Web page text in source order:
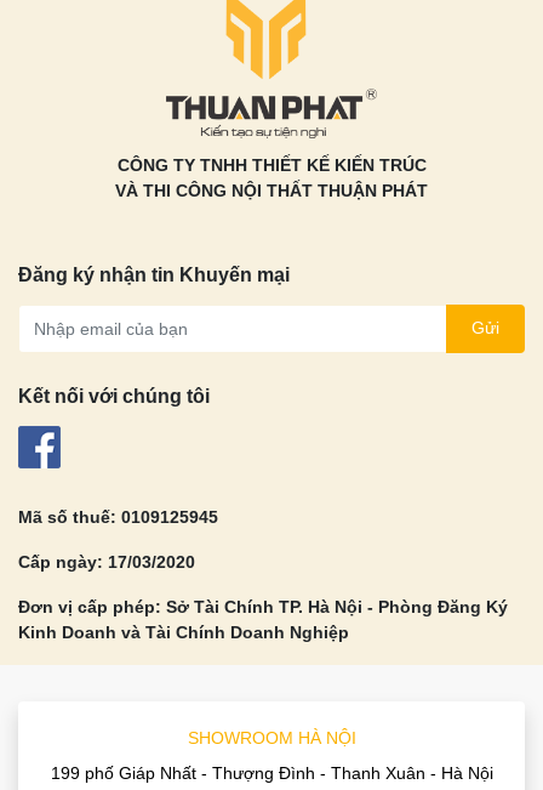
CÔNG TY TNHH THIẾT KẾ KIẾN TRÚC
VÀ THI CÔNG NỘI THẤT THUẬN PHÁT
Đăng ký nhận tin Khuyến mại
Gửi
Kết nối với chúng tôi
Mã số thuế: 0109125945
Cấp ngày: 17/03/2020
Đơn vị cấp phép: Sở Tài Chính TP. Hà Nội - Phòng Đăng Ký
Kinh Doanh và Tài Chính Doanh Nghiệp
SHOWROOM HÀ NỘI
199 phố Giáp Nhất - Thượng Đình - Thanh Xuân - Hà Nội